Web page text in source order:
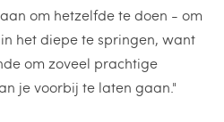
om hetzelfde te doen - om
het diepe te springen, want
om zoveel prachtige
je voorbij te laten gaan."